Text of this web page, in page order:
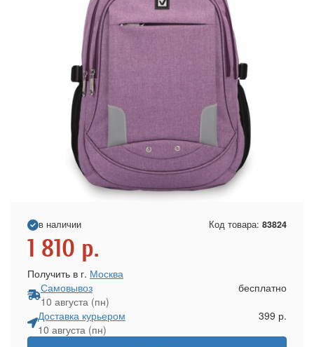
в наличии Код товара: 83824
1 810 р.
Получить в г. Москва
Самовывоз
10 августа (пн)
бесплатно
Доставка курьером
10 августа (пн)
399 р.